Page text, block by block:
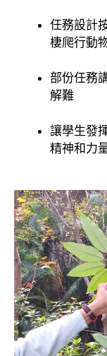
任務設計
棲爬行動
部份任務
解難
讓學生發
精神和力